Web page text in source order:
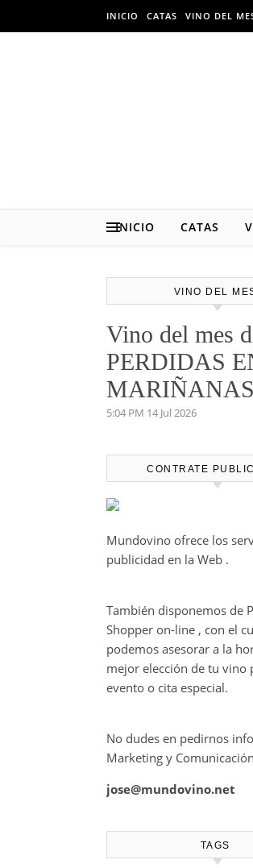
to
INICIO CATAS VINO DEL
INICIO CATAS
VINO DEL
Vino del mes
PERDIDAS
5:04 PM 14 Jul 2026
CONTRATE
Mundovino ofrece los
publicidad en la Web .
También disponemos de
Shopper on-line , con el
podemos asesorar a la
mejor elección de tu vino
evento o cita especial.
No dudes en pedirnos
Marketing y
jose@mundovino.net
TAGS